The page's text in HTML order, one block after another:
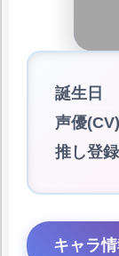
誕生日
声優(CV)
推し登録
キャラ